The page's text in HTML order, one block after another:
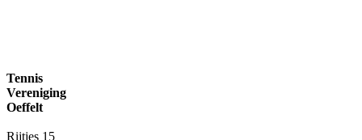
Tennis
Vereniging
Oeffelt
Rijtjes 15